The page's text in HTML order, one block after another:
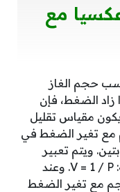
مع
حجم الغاز
زاد الضغط، فإن
مقياس تقليل
تغير الضغط في
ويتم تعبير
علاقة الضغط والحجم بالصيغة الآتية: V = 1 / P. وعند
مع تغير الضغط